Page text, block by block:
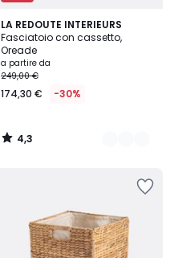
LA REDOUTE INTERIEURS
Fasciatoio con cassetto,
Oreade
a partire da
249,00 €
174,30 € -30%
4,3
/ 5
2
Colori
4,3
/